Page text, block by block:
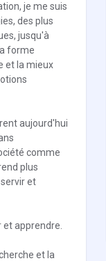
je me suis
des plus
jusqu'à
forme
et la mieux
aujourd'hui
comme
plus
et
apprendre.
et la